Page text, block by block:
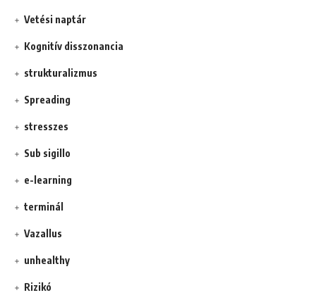
Vetési naptár
Kognitív disszonancia
strukturalizmus
Spreading
stresszes
Sub sigillo
e-learning
terminál
Vazallus
unhealthy
Rizikó